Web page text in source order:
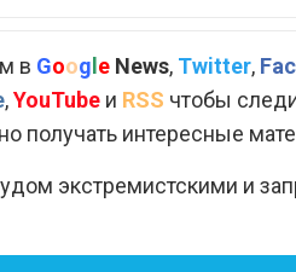
в Goog e News, Twitter,
,YouTube и RSS чтобы
получать интересные
экстремистскими и